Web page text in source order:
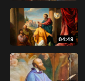
04:49